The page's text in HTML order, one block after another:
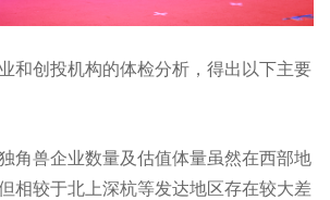
和创投机构的体检分析，得出以下主要
角兽企业数量及估值体量虽然在西部地
相较于北上深杭等发达地区存在较大差